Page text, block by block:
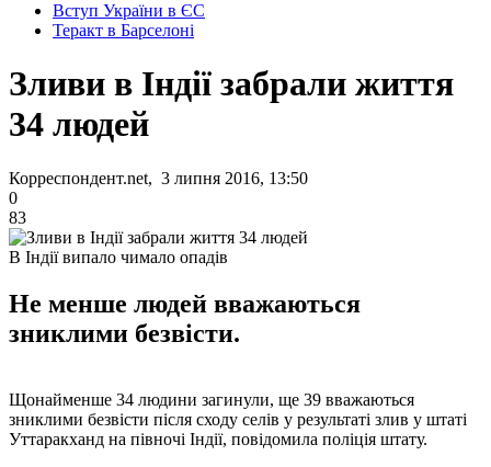
Вступ України в ЄС
Теракт в Барселоні
Зливи в Індії забрали життя
34 людей
Корреспондент.net, 3 липня 2016, 13:50
0
83
В Індії випало чимало опадів
Не менше людей вважаються
зниклими безвісти.
Щонайменше 34 людини загинули, ще 39 вважаються
зниклими безвісти після сходу селів у результаті злив у штаті
Уттаракханд на півночі Індії, повідомила поліція штату.